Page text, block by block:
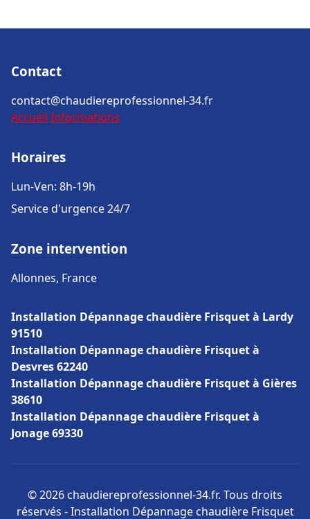
Contact
contact@chaudiereprofessionnel-34.fr
Accueil Informations
Horaires
Lun-Ven: 8h-19h
Service d'urgence 24/7
Zone intervention
Allonnes, France
Installation Dépannage chaudière Frisquet à Lardy
91510
Installation Dépannage chaudière Frisquet à
Desvres 62240
Installation Dépannage chaudière Frisquet à Gières
38610
Installation Dépannage chaudière Frisquet à
Jonage 69330
© 2026 chaudiereprofessionnel-34.fr. Tous droits
réservés - Installation Dépannage chaudière Frisquet